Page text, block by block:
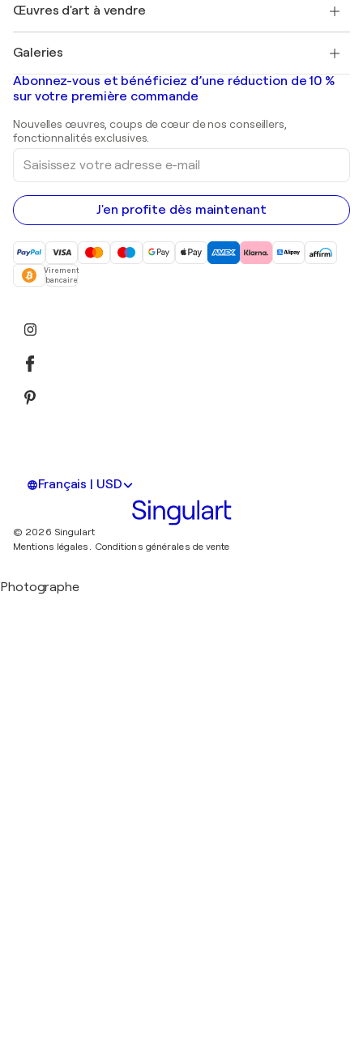
Découvrez une sélection d'art original
Marc Chagall
Banksy
Mr. Brainwash
Shepard Fairey
Œuvres d'art à vendre
Tableaux abstraits à vendre
Peintures de paysage
Estampes
Peintures acryliques
Galeries
Galeries d'art en France
Galeries d'art en Belgique
Abonnez-vous et bénéficiez d’une réduction de 10 %
sur votre première commande
Nouvelles œuvres, coups de cœur de nos conseillers,
fonctionnalités exclusives.
Saisissez
votre
adresse
e-
mail
J'en profite dès maintenant
Virement
bancaire
Français | USD
© 2026 Singulart
Mentions légales. Conditions générales de vente
Photographe